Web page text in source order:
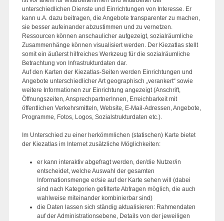
unterschiedlichen Dienste und Einrichtungen von Interesse. Er
kann u.A. dazu beitragen, die Angebote transparenter zu machen,
sie besser aufeinander abzustimmen und zu vernetzen.
Ressourcen können anschaulicher aufgezeigt, sozialräumliche
Zusammenhänge können visualisiert werden. Der Kiezatlas stellt
somit ein äußerst hilfreiches Werkzeug für die sozialräumliche
Betrachtung von Infrastrukturdaten dar.
Auf den Karten der Kiezatlas-Seiten werden Einrichtungen und
Angebote unterschiedlicher Art geographisch „verankert“ sowie
weitere Informationen zur Einrichtung angezeigt (Anschrift,
Öffnungszeiten, AnsprechpartnerInnen, Erreichbarkeit mit
öffentlichen Verkehrsmitteln, Website, E-Mail-Adressen, Angebote,
Programme, Fotos, Logos, Sozialstrukturdaten etc.).
Im Unterschied zu einer herkömmlichen (statischen) Karte bietet
der Kiezatlas im Internet zusätzliche Möglichkeiten:
er kann interaktiv abgefragt werden, der/die Nutzer/in
entscheidet, welche Auswahl der gesamten
Informationsmenge er/sie auf der Karte sehen will (dabei
sind nach Kategorien gefilterte Abfragen möglich, die auch
wahlweise miteinander kombinierbar sind)
die Daten lassen sich ständig aktualisieren: Rahmendaten
auf der Administrationsebene, Details von der jeweiligen